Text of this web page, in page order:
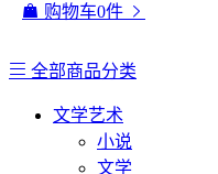
购物车0件
全部商品分类
文学艺术
小说
文学